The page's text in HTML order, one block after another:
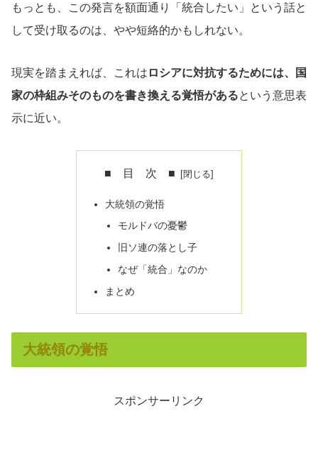
もっとも、この発言を額面通り「統合したい」という話と
して受け取るのは、やや短絡的かもしれない。
現実を踏まえれば、これは ロシアに対抗するためには、国
家の枠組みそのものを書き換える覚悟があるという意思表
示に近い。
■ 目 次 ■
大統領の覚悟
モルドバの憂鬱
旧ソ連の落とし子
なぜ「統合」なのか
まとめ
大統領の覚悟
スポンサーリンク